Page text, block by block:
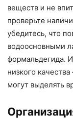
веществ и не
проверьте
убедитесь, что
водоосновными
формальдегида.
низкого
могут выделять